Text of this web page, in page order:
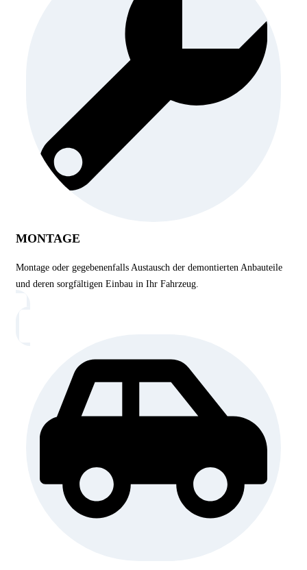
MONTAGE
Montage oder gegebenenfalls Austausch der demontierten Anbauteile
und deren sorgfältigen Einbau in Ihr Fahrzeug.